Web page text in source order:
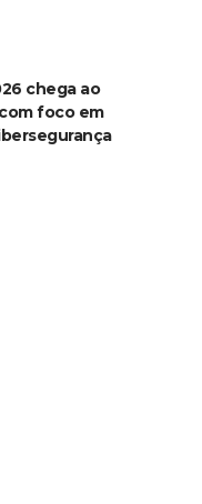
chega ao
foco em